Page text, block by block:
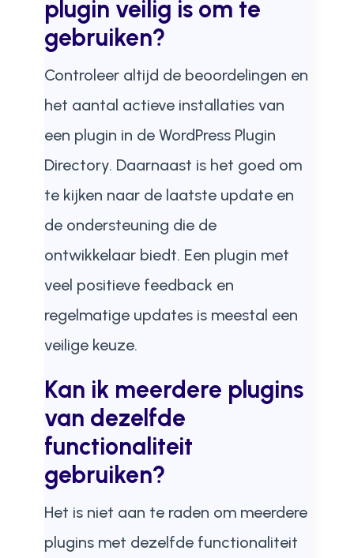
plugin veilig is om te
gebruiken?
Controleer altijd de beoordelingen en
het aantal actieve installaties van
een plugin in de WordPress Plugin
Directory. Daarnaast is het goed om
te kijken naar de laatste update en
de ondersteuning die de
ontwikkelaar biedt. Een plugin met
veel positieve feedback en
regelmatige updates is meestal een
veilige keuze.
Kan ik meerdere plugins
van dezelfde
functionaliteit
gebruiken?
Het is niet aan te raden om meerdere
plugins met dezelfde functionaliteit